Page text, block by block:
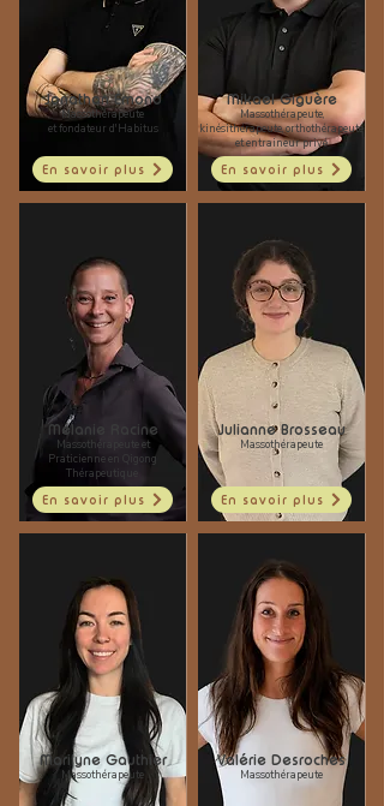
Jonathan Emond
Massothérapeute
et fondateur d'Habitus
En savoir plus
Mélanie Racine
Massothérapeute et
Praticienne en Qigong
Thérapeutique
En savoir plus
Marilyne Gauthier
Massothérapeute
Mikael Giguère
Massothérapeute,
kinésithérapeute, orthothérapeute
et entraineur privé
En savoir plus
Julianne Brosseau
Massothérapeute
En savoir plus
Valérie Desroches
Massothérapeute